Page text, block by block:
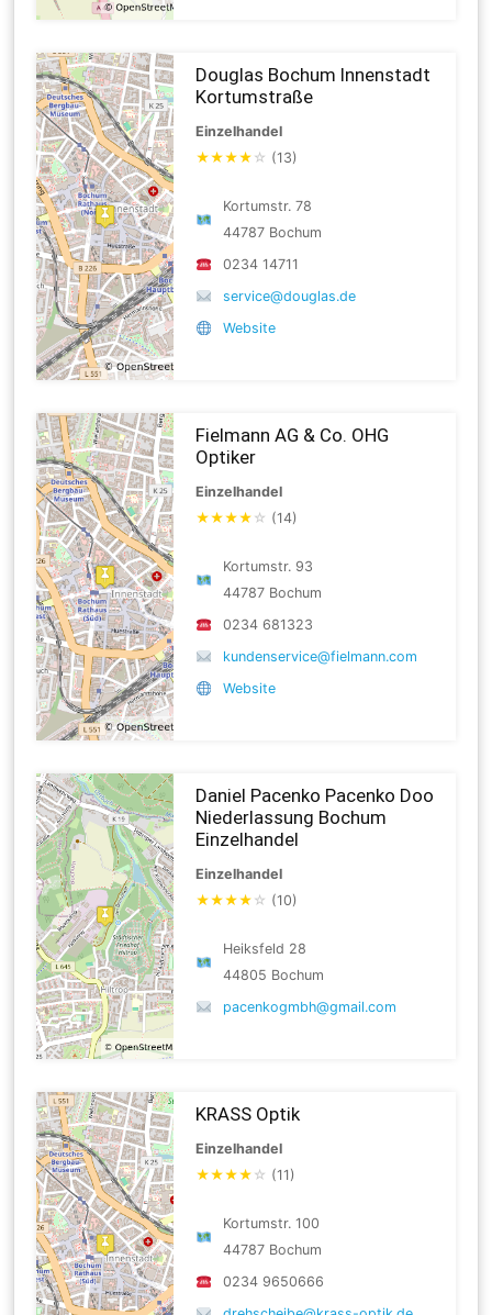
Douglas Bochum Innenstadt
Kortumstraße
Einzelhandel
★★★★ ☆ (13)
Kortumstr. 78
44787 Bochum
0234 14711
service@douglas.de
Website
Fielmann AG & Co. OHG
Optiker
Einzelhandel
★★★★ ☆ (14)
Kortumstr. 93
44787 Bochum
0234 681323
kundenservice@fielmann.com
Website
Daniel Pacenko Pacenko Doo
Niederlassung Bochum
Einzelhandel
Einzelhandel
★★★★ ☆ (10)
Heiksfeld 28
44805 Bochum
pacenkogmbh@gmail.com
KRASS Optik
Einzelhandel
★★★★ ☆ (11)
Kortumstr. 100
44787 Bochum
0234 9650666